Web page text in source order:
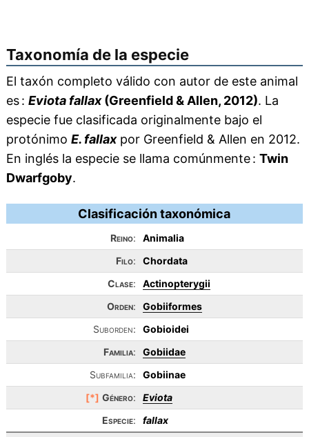
Taxonomía de la especie
El taxón completo válido con autor de este animal
es : Eviota fallax(Greenfield & Allen, 2012). La
especie fue clasificada originalmente bajo el
protónimo E. fallaxpor Greenfield & Allen en 2012.
En inglés la especie se llama comúnmente : Twin
Dwarfgoby.
Clasificación taxonómica
Reino:
Animalia
Filo:
Chordata
Clase:
Actinopterygii
Orden:
Gobiiformes
Suborden:
Gobioidei
Familia:
Gobiidae
Subfamilia:
Gobiinae
[*] Género:
Eviota
Especie:
fallax